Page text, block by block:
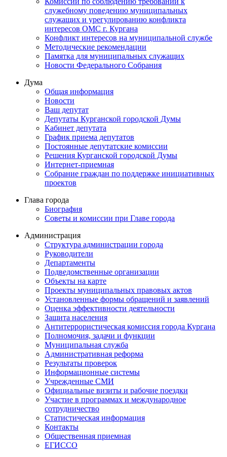
служебному поведению муниципальных
служащих и урегулированию конфликта
интересов ОМС г. Кургана
Конфликт интересов на муниципальной службе
Методические рекомендации
Памятка для муниципальных служащих
Новости Федерального Cобрания
Дума
Общая информация
Новости
Ваш депутат
Депутаты Курганской городской Думы
Кабинет депутата
График приема депутатов
Постоянные депутатские комиссии
Решения Курганской городской Думы
Интернет-приемная
Собрание граждан по поддержке инициативных
проектов
Глава города
Биография
Советы и комиссии при Главе города
Администрация
Структура администрации города
Руководители
Департаменты
Подведомственные организации
Объекты на карте
Проекты муниципальных правовых актов
Установленные формы обращений и заявлений
Оценка эффективности деятельности
Защита населения
Антитеррористическая комиссия города Кургана
Полномочия, задачи и функции
Муниципальная служба
Административная реформа
Результаты проверок
Информационные системы
Учрежденные СМИ
Официальные визиты и рабочие поездки
Участие в программах и международное
сотрудничество
Статистическая информация
Контакты
Общественная приемная
ЕГИССО